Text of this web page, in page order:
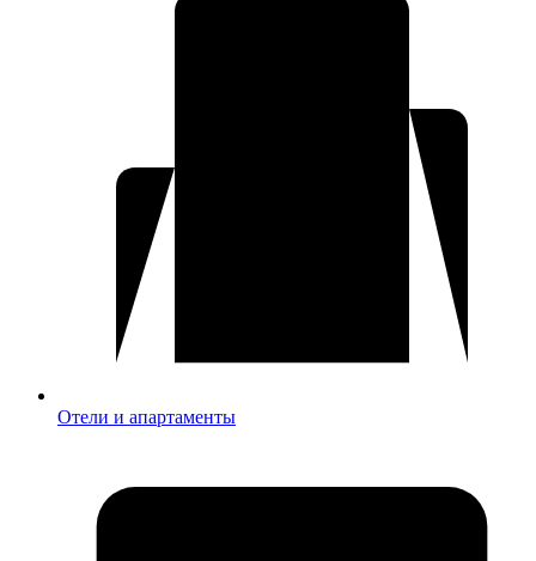
Отели и апартаменты